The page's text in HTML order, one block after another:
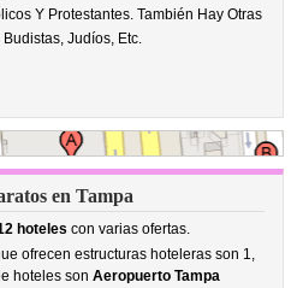
Y Protestantes. También Hay Otras
Judíos, Etc.
en Tampa
hoteles con varias ofertas.
ofrecen estructuras hoteleras son 1,
hoteles sonAeropuerto Tampa